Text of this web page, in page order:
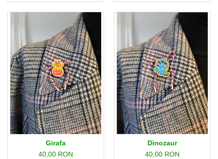
Girafa
40,00 RON
Dinozaur
40,00 RON